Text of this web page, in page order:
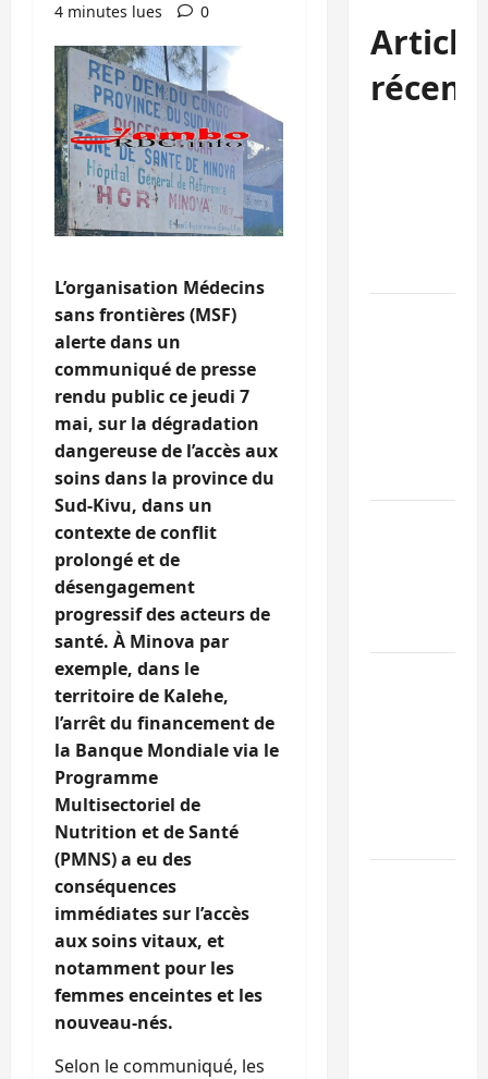
4 minutes lues
0
L’organisation Médecins
sans frontières (MSF)
alerte dans un
communiqué de presse
rendu public ce jeudi 7
mai, sur la dégradation
dangereuse de l’accès aux
soins dans la province du
Sud-Kivu, dans un
contexte de conflit
prolongé et de
désengagement
progressif des acteurs de
santé. À Minova par
exemple, dans le
territoire de Kalehe,
l’arrêt du financement de
la Banque Mondiale via le
Programme
Multisectoriel de
Nutrition et de Santé
(PMNS) a eu des
conséquences
immédiates sur l’accès
aux soins vitaux, et
notamment pour les
femmes enceintes et les
nouveau-nés.
Selon le communiqué, les